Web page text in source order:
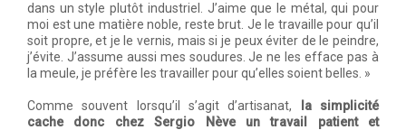
dans un style plutôt industriel. J’aime que le métal, qui pour
moi est une matière noble, reste brut. Je le travaille pour qu’il
soit propre, et je le vernis, mais si je peux éviter de le peindre,
j’évite. J’assume aussi mes soudures. Je ne les efface pas à
la meule, je préfère les travailler pour qu’elles soient belles. »
Comme souvent lorsqu’il s’agit d’artisanat,
la simplicité
cache donc chez Sergio Nève un travail patient et